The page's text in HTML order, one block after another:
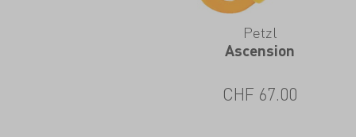
Petzl
Ascension
CHF 67.00